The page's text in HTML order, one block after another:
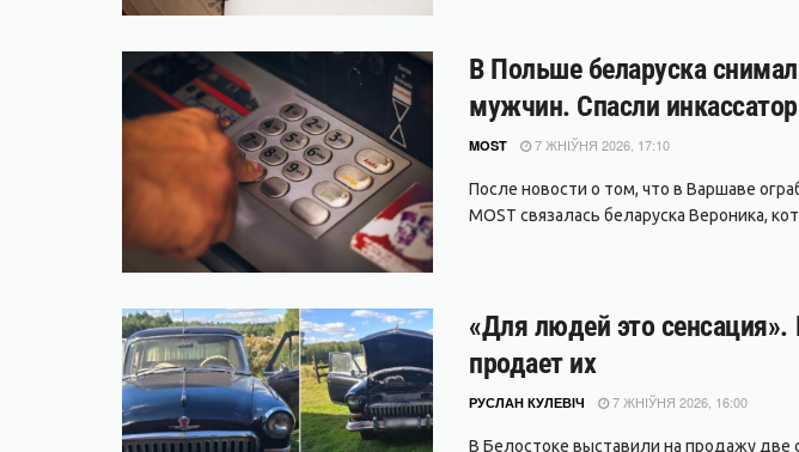
В Польше беларуска
мужчин. Спасли
MOST 7 ЖНІЎНЯ 2026, 17:10
После новости о том, что в Варшаве
MOST связалась беларуска Вероника,
«Для людей это сенсация».
продает их
РУСЛАН КУЛЕВІЧ 7 ЖНІЎНЯ 2026, 16:00
В Белостоке выставили на продажу две